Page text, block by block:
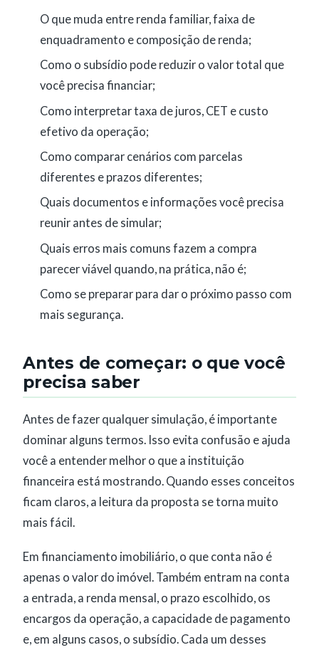
O que muda entre renda familiar, faixa de
enquadramento e composição de renda;
Como o subsídio pode reduzir o valor total que
você precisa financiar;
Como interpretar taxa de juros, CET e custo
efetivo da operação;
Como comparar cenários com parcelas
diferentes e prazos diferentes;
Quais documentos e informações você precisa
reunir antes de simular;
Quais erros mais comuns fazem a compra
parecer viável quando, na prática, não é;
Como se preparar para dar o próximo passo com
mais segurança.
Antes de começar: o que você
precisa saber
Antes de fazer qualquer simulação, é importante
dominar alguns termos. Isso evita confusão e ajuda
você a entender melhor o que a instituição
financeira está mostrando. Quando esses conceitos
ficam claros, a leitura da proposta se torna muito
mais fácil.
Em financiamento imobiliário, o que conta não é
apenas o valor do imóvel. Também entram na conta
a entrada, a renda mensal, o prazo escolhido, os
encargos da operação, a capacidade de pagamento
e, em alguns casos, o subsídio. Cada um desses